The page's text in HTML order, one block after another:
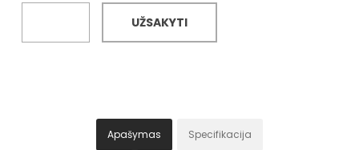
UŽSAKYTI
Apašymas Specifikacija